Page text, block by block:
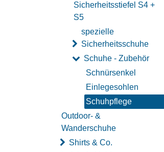
Sicherheitsstiefel S4 +
S5
spezielle
Sicherheitsschuhe
Schuhe - Zubehör
Schnürsenkel
Einlegesohlen
Schuhpflege
Outdoor- &
Wanderschuhe
Shirts & Co.